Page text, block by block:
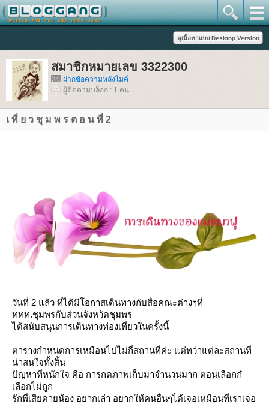
สมาชิกหมายเลข 3322300
ฝากข้อความหลังไมค์
ผู้ติดตามบล็อก : 1 คน
เ ที่ ย ว ชุ ม พ ร ต อ น ที่ 2
วันที่ 2 แล้ว ที่ได้มีโอกาสเดินทางกับสื่อคณะต่างๆที่
ททท.ชุมพรกับส่วนจังหวัดชุมพร
ได้สนับสนุนการเดินทางท่องเที่ยวในครั้งนี้
ตารางกำหนดการเหมือนไปไม่กี่สถานที่ค่ะ แต่ทว่าแต่ละสถานที่
น่าสนใจทั้งสิ้น
ปัญหาที่หนักใจ คือ การกดภาพเก็บมาจำนวนมาก ตอนเลือกก๋
เลือกไม่ถูก
รักพี่เสียดายน้อง อยากเล่า อยากให้คนอื่นๆได้เจอเหมือนที่เราเจอ